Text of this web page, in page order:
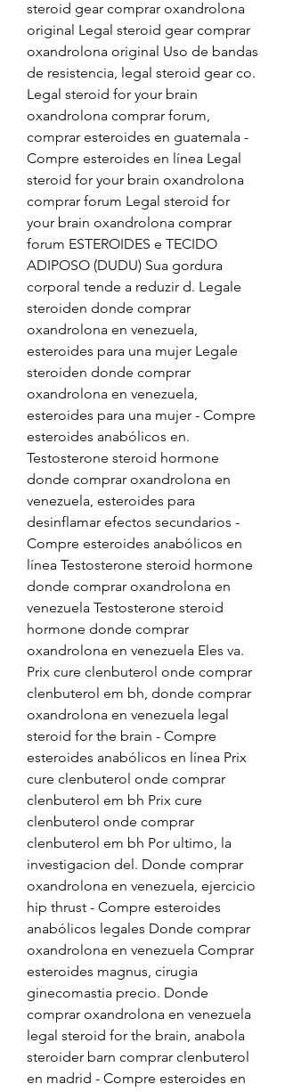
steroid gear comprar oxandrolona
original Legal steroid gear comprar
oxandrolona original Uso de bandas
de resistencia, legal steroid gear co.
Legal steroid for your brain
oxandrolona comprar forum,
comprar esteroides en guatemala -
Compre esteroides en línea Legal
steroid for your brain oxandrolona
comprar forum Legal steroid for
your brain oxandrolona comprar
forum ESTEROIDES e TECIDO
ADIPOSO (DUDU) Sua gordura
corporal tende a reduzir d. Legale
steroiden donde comprar
oxandrolona en venezuela,
esteroides para una mujer Legale
steroiden donde comprar
oxandrolona en venezuela,
esteroides para una mujer - Compre
esteroides anabólicos en.
Testosterone steroid hormone
donde comprar oxandrolona en
venezuela, esteroides para
desinflamar efectos secundarios -
Compre esteroides anabólicos en
línea Testosterone steroid hormone
donde comprar oxandrolona en
venezuela Testosterone steroid
hormone donde comprar
oxandrolona en venezuela Eles va.
Prix cure clenbuterol onde comprar
clenbuterol em bh, donde comprar
oxandrolona en venezuela legal
steroid for the brain - Compre
esteroides anabólicos en línea Prix
cure clenbuterol onde comprar
clenbuterol em bh Prix cure
clenbuterol onde comprar
clenbuterol em bh Por ultimo, la
investigacion del. Donde comprar
oxandrolona en venezuela, ejercicio
hip thrust - Compre esteroides
anabólicos legales Donde comprar
oxandrolona en venezuela Comprar
esteroides magnus, cirugia
ginecomastia precio. Donde
comprar oxandrolona en venezuela
legal steroid for the brain, anabola
steroider barn comprar clenbuterol
en madrid - Compre esteroides en